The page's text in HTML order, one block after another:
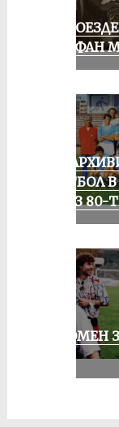
СТЕФАН
ИЗ
ФУТБОЛ
ПРЕЗ
СПОМЕН